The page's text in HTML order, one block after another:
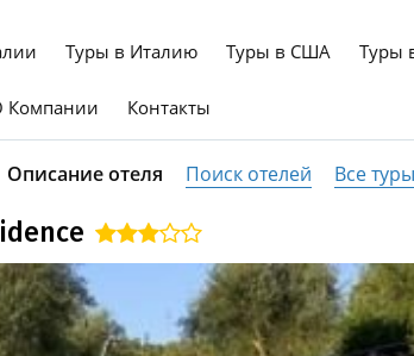
Туры в Италию Туры в США Туры
Компании Контакты
Описание отеля Поиск отелей Все туры